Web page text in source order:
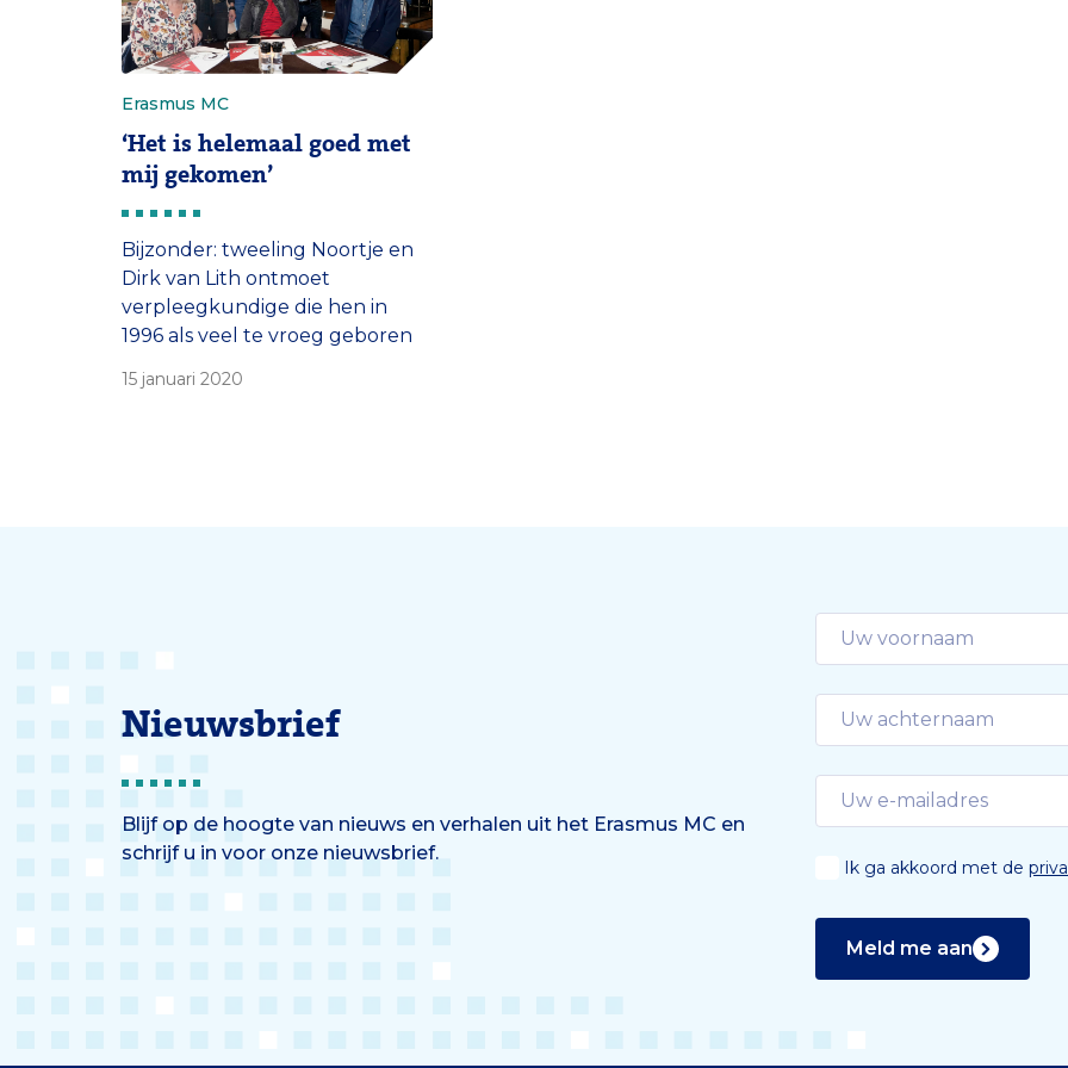
Erasmus MC
‘Het is helemaal goed met
mij gekomen’
Bijzonder: tweeling Noortje en
Dirk van Lith ontmoet
verpleegkundige die hen in
1996 als veel te vroeg geboren
15 januari 2020
Nieuwsbrief
Blijf op de hoogte van nieuws en verhalen uit het Erasmus MC en
schrijf u in voor onze nieuwsbrief.
Ik ga akkoord met de
Meld me aan